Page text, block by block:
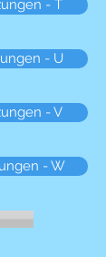
- T
- U
- V
- W